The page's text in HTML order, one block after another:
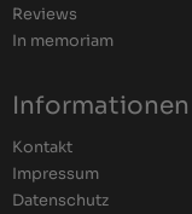
Reviews
In memoriam
Informationen
Kontakt
Impressum
Datenschutz